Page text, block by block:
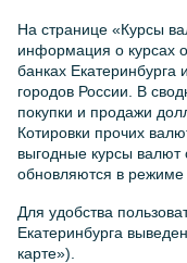
На странице «Курсы
информация о курсах
банках Екатеринбурга
городов России. В
покупки и продажи
Котировки прочих
выгодные курсы
обновляются в режиме
Для удобства
Екатеринбурга
карте»).